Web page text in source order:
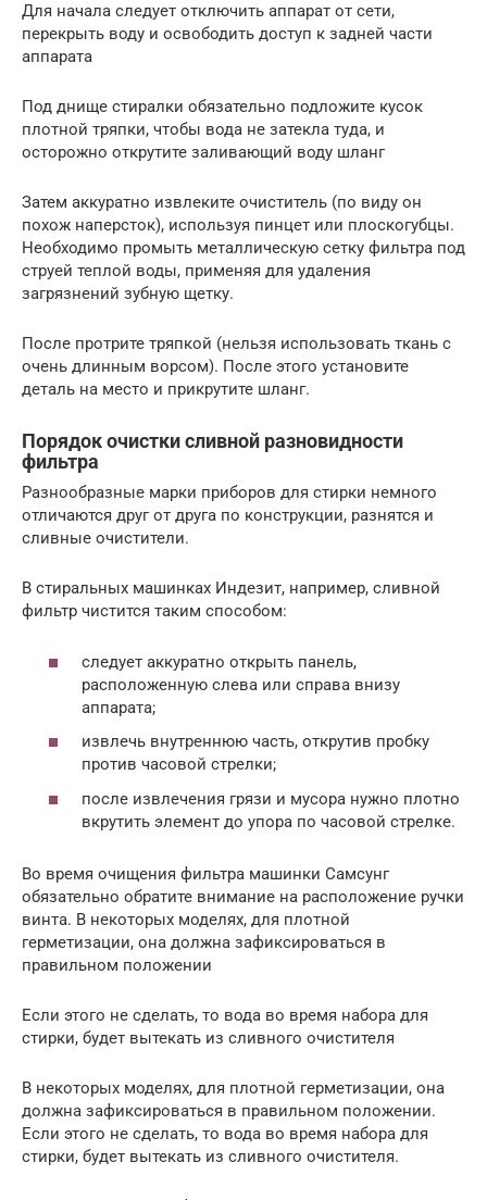
Для начала следует отключить аппарат от сети,
перекрыть воду и освободить доступ к задней части
аппарата
Под днище стиралки обязательно подложите кусок
плотной тряпки, чтобы вода не затекла туда, и
осторожно открутите заливающий воду шланг
Затем аккуратно извлеките очиститель (по виду он
похож наперсток), используя пинцет или плоскогубцы.
Необходимо промыть металлическую сетку фильтра под
струей теплой воды, применяя для удаления
загрязнений зубную щетку.
После протрите тряпкой (нельзя использовать ткань с
очень длинным ворсом). После этого установите
деталь на место и прикрутите шланг.
Порядок очистки сливной разновидности
фильтра
Разнообразные марки приборов для стирки немного
отличаются друг от друга по конструкции, разнятся и
сливные очистители.
В стиральных машинках Индезит, например, сливной
фильтр чистится таким способом:
следует аккуратно открыть панель,
расположенную слева или справа внизу
аппарата;
извлечь внутреннюю часть, открутив пробку
против часовой стрелки;
после извлечения грязи и мусора нужно плотно
вкрутить элемент до упора по часовой стрелке.
Во время очищения фильтра машинки Самсунг
обязательно обратите внимание на расположение ручки
винта. В некоторых моделях, для плотной
герметизации, она должна зафиксироваться в
правильном положении
Если этого не сделать, то вода во время набора для
стирки, будет вытекать из сливного очистителя
В некоторых моделях, для плотной герметизации, она
должна зафиксироваться в правильном положении.
Если этого не сделать, то вода во время набора для
стирки, будет вытекать из сливного очистителя.